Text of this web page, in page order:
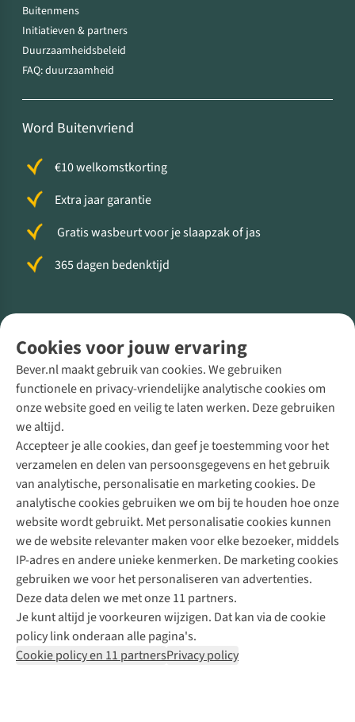
Cookies voor jouw ervaring
Bever.nl maakt gebruik van cookies. We gebruiken
functionele en privacy-vriendelijke analytische cookies om
onze website goed en veilig te laten werken. Deze gebruiken
we altijd.
Accepteer je alle cookies, dan geef je toestemming voor het
verzamelen en delen van persoonsgegevens en het gebruik
van analytische, personalisatie en marketing cookies. De
analytische cookies gebruiken we om bij te houden hoe onze
website wordt gebruikt. Met personalisatie cookies kunnen
we de website relevanter maken voor elke bezoeker, middels
IP-adres en andere unieke kenmerken. De marketing cookies
gebruiken we voor het personaliseren van advertenties.
Deze data delen we met onze 11 partners.
Je kunt altijd je voorkeuren wijzigen. Dat kan via de cookie
policy link onderaan alle pagina's.
Cookie policy en 11 partnersPrivacy policy
Buitenmens
Initiatieven & partners
Duurzaamheidsbeleid
FAQ: duurzaamheid
Word Buitenvriend
€10 welkomstkorting
Extra jaar garantie
Gratis wasbeurt voor je slaapzak of jas
365 dagen bedenktijd
Direct advies van een Buitenexpert
+31 (0)85 888 50 88
+31 6 12 28 49 80
Contactformulier